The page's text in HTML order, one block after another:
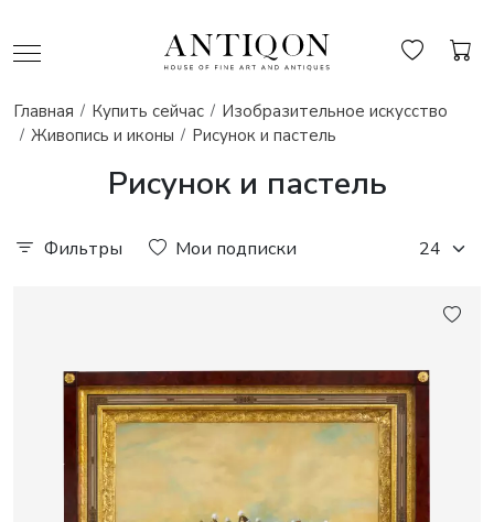
Главная Купить сейчас
Изобразительное искусство
Живопись и иконы
Рисунок и пастель
Рисунок и пастель
Фильтры Мои подписки